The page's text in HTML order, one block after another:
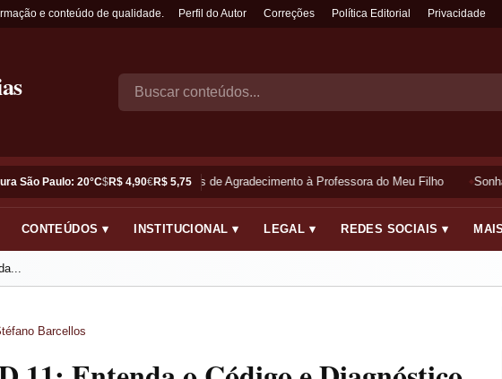
e conteúdo de qualidade. Perfil do Autor Correções Política Editorial Privacidade
São Paulo: 20°C$R$ 4,90€R$ 5,75
Frases de Agradecimento à Professora do Meu Filho
CONTEÚDOS ▾ INSTITUCIONAL ▾ LEGAL ▾ REDES SOCIAIS ▾
Barcellos